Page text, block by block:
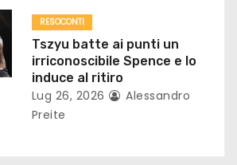
RESOCONTI
Tszyu batte ai punti un
irriconoscibile Spence e lo
induce al ritiro
Lug 26, 2026
Alessandro
Preite